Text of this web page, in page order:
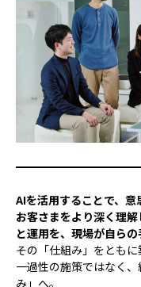
AIを活用することで、
お客さまをより深く理
と運用を、現場が自らの
その「仕組み」をともに
一過性の施策ではなく
み」へ。